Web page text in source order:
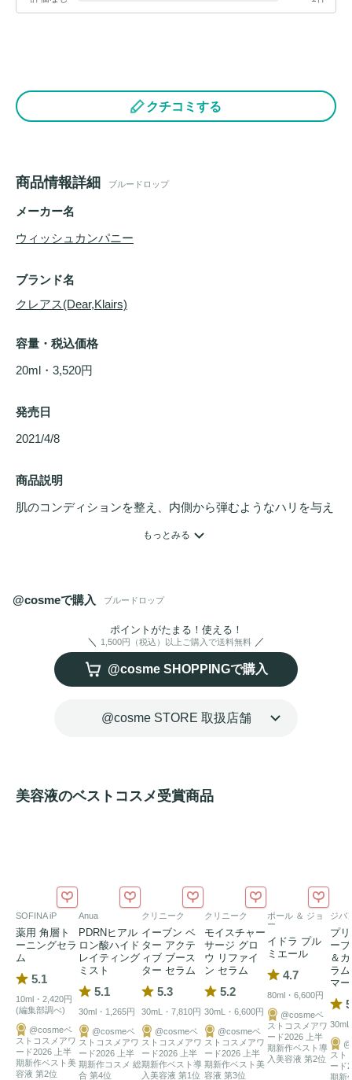
クチコミする
商品情報詳細 ブルードロップ
メーカー名
ウィッシュカンパニー
ブランド名
クレアス(Dear,Klairs)
容量・税込価格
20ml・3,520円
発売日
2021/4/8
商品説明
肌のコンディションを整え、内側から弾むようなハリを与え
ました。
水のようにサラッとしたテクスチャーが洗顔後すぐの肌に素
早くなじみ、次に使うスキンケアの浸透（角質層まで）をサ
ポート。わずか5つの主要成分に絞ったシンプルな処方で、
の方でも毎日安心してお使いいただけます。
もっとみる
@cosmeで購入 ブルードロップ
ポイントがたまる！使える！
1,500円（税込）以上ご購入で送料無料
@cosme SHOPPINGで購入
@cosme STORE 取扱店舗
美容液のベストコスメ受賞商品
SOFINA iP
薬用 角層ト
ーニングセラ
ム
5.1
10ml・2,420円
(編集部調べ)
@cosmeベ
ストコスメアワ
ード2026 上半
期新作ベスト美
容液 第2位
Anua
PDRNヒアル
ロン酸ハイド
レイティング
ミスト
5.1
30ml・1,265円
@cosmeベ
ストコスメアワ
ード2026 上半
期新作コスメ 総
合 第4位
クリニーク
イーブン ベ
ター アクテ
ィブ ブース
ター セラム
5.3
30mL・7,810円
@cosmeベ
ストコスメアワ
ード2026 上半
期新作ベスト導
入美容液 第1位
クリニーク
モイスチャー
サージ グロ
ウ リファイ
ン セラム
5.2
30mL・6,600円
@cosmeベ
ストコスメアワ
ード2026 上半
期新作ベスト美
容液 第3位
ポール ＆ ジョ
ー
イドラ プル
ミエール
4.7
80ml・6,600円
@cosmeベ
ストコスメアワ
ード2026 上半
期新作ベスト導
入美容液 第2位
ジバ
プ
ー
＆
ラ
マー
スト
ード
期新